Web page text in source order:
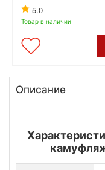
5.0
Товар в наличии
Описание